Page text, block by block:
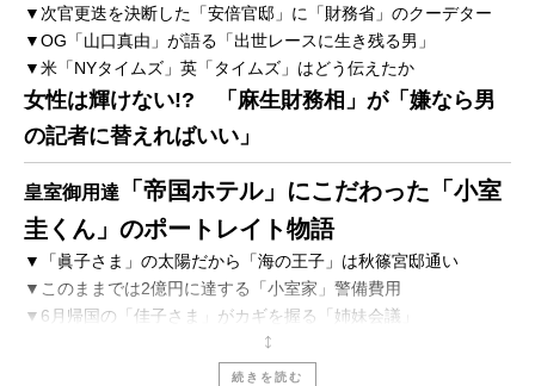
▼次官更迭を決断した「安倍官邸」に「財務省」のクーデター
▼OG「山口真由」が語る「出世レースに生き残る男」
▼米「NYタイムズ」英「タイムズ」はどう伝えたか
女性は輝けない!? 「麻生財務相」が「嫌なら男
の記者に替えればいい」
皇室御用達
「帝国ホテル」にこだわった「小室
圭くん」のポートレイト物語
▼「眞子さま」の太陽だから「海の王子」は秋篠宮邸通い
▼このままでは2億円に達する「小室家」警備費用
▼6月帰国の「佳子さま」がカギを握る「姉妹会議」
警官射殺の「19歳巡査」を実名報道した「朝日新
続きを読む